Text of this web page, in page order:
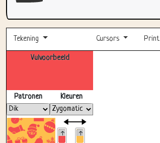
Tekening Cursors Print
Vulvoorbeeld
Patronen Kleuren